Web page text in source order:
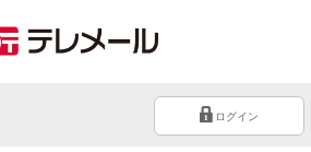
ログイン